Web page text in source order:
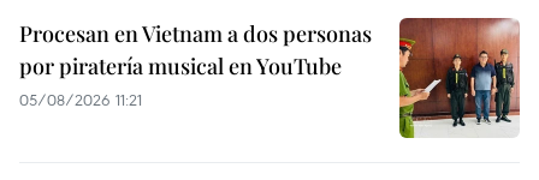
Procesan en Vietnam a dos personas
por piratería musical en YouTube
05/08/2026 11:21